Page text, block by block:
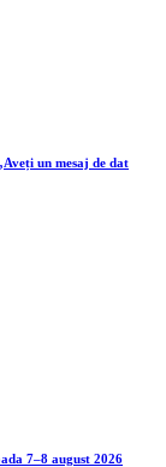
un mesaj de dat
7–8 august 2026